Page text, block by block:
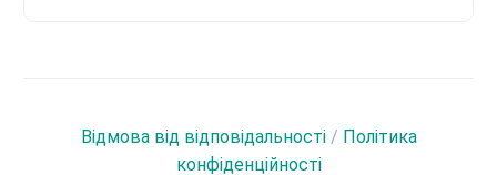
Відмова від відповідальності/ Політика
конфіденційності